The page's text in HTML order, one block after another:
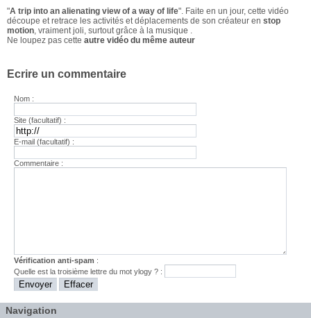
"A trip into an alienating view of a way of life". Faite en un jour, cette vidéo
découpe et retrace les activités et déplacements de son créateur en stop
motion, vraiment joli, surtout grâce à la musique .
Ne loupez pas cette autre vidéo du même auteur
Ecrire un commentaire
Nom :
Site (facultatif) :
E-mail (facultatif) :
Commentaire :
Vérification anti-spam :
Quelle est latroisième lettre du motylogy ? :
Navigation